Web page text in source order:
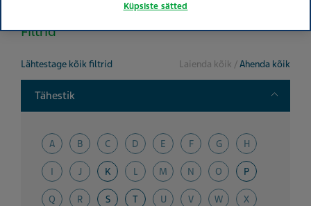
Filtrid
Lähtestage kõik filtrid Laienda kõik /Ahenda kõik
Tähestik Toggle
A B C D E F G H
I J K L M N O P
Q R S T U V W X
Küpsiste sätted